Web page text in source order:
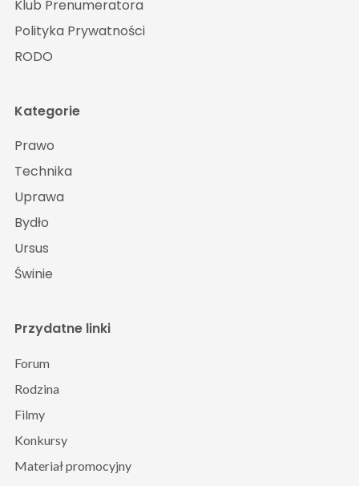
Klub Prenumeratora
Polityka Prywatności
RODO
Kategorie
Prawo
Technika
Uprawa
Bydło
Ursus
Świnie
Przydatne linki
Forum
Rodzina
Filmy
Konkursy
Materiał promocyjny